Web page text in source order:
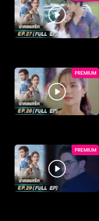
PREMIUM
PREMIUM